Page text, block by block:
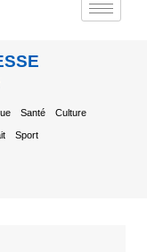
Santé Culture
Sport